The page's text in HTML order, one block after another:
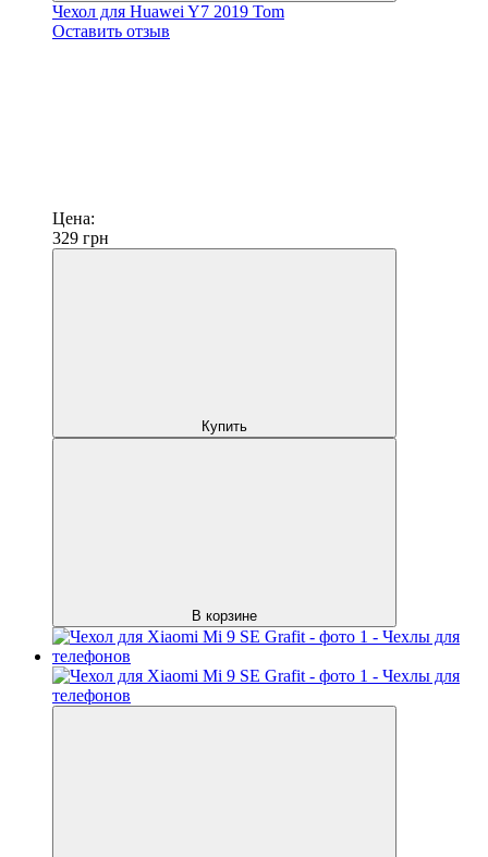
Чехол для Huawei Y7 2019 Tom
Оставить отзыв
Цена:
329 грн
Купить
В корзине